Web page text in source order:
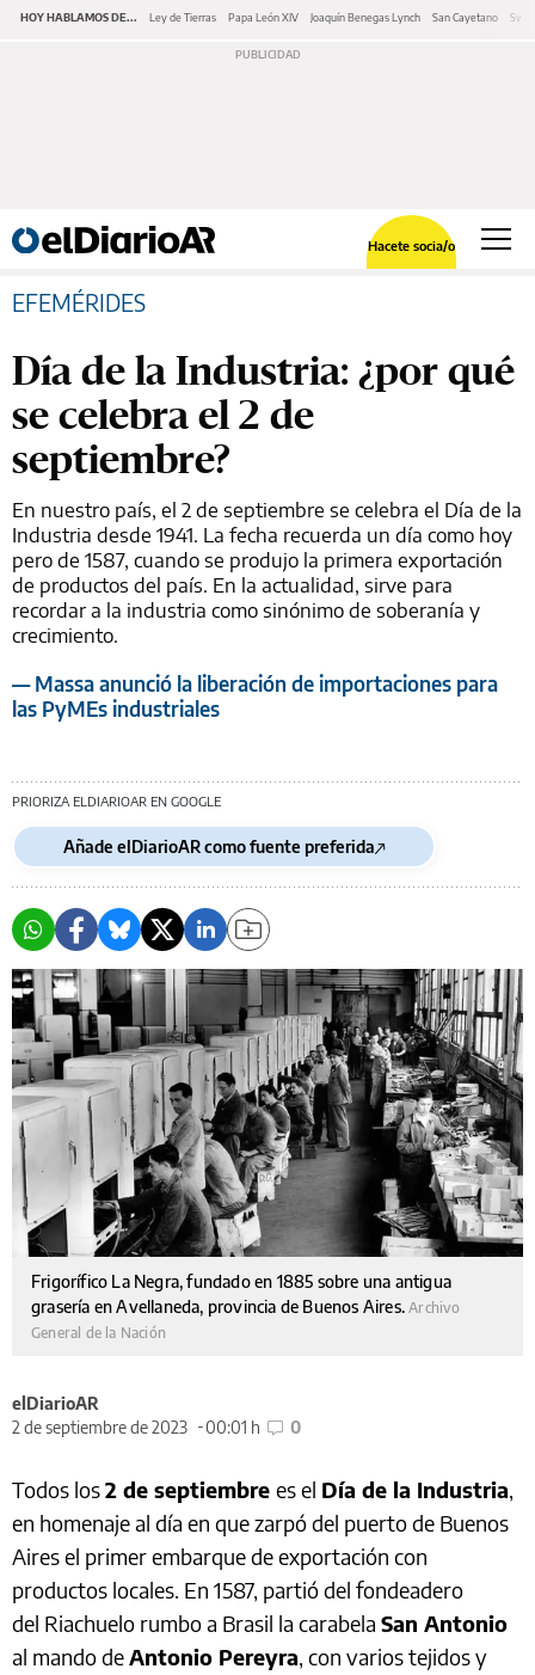
HOY HABLAMOS DE... Ley de Tierras Papa León XIV Joaquín Benegas Lynch San Cayetano
Hacete socia/o
EFEMÉRIDES
Día de la Industria: ¿por qué
se celebra el 2 de
septiembre?
En nuestro país, el 2 de septiembre se celebra el Día de la
Industria desde 1941. La fecha recuerda un día como hoy
pero de 1587, cuando se produjo la primera exportación
de productos del país. En la actualidad, sirve para
recordar a la industria como sinónimo de soberanía y
crecimiento.
— Massa anunció la liberación de importaciones para
las PyMEs industriales
PRIORIZA ELDIARIOAR EN GOOGLE
Añade elDiarioAR como fuente preferida
Frigorífico La Negra, fundado en 1885 sobre una antigua
grasería en Avellaneda, provincia de Buenos Aires.Archivo
General de la Nación
elDiarioAR
2 de septiembre de 2023
00:01 h 0
Todos los2 de septiembre es el Día de la Industria,
en homenaje al día en que zarpó del puerto de Buenos
Aires el primer embarque de exportación con
productos locales. En 1587, partió del fondeadero
del Riachuelo rumbo a Brasil la carabela San Antonio
al mando deAntonio Pereyra, con varios tejidos y